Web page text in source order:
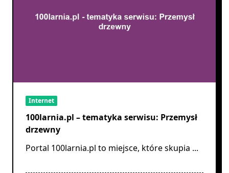
Internet
100larnia.pl – tematyka serwisu: Przemysł
drzewny
Portal 100larnia.pl to miejsce, które skupia ...